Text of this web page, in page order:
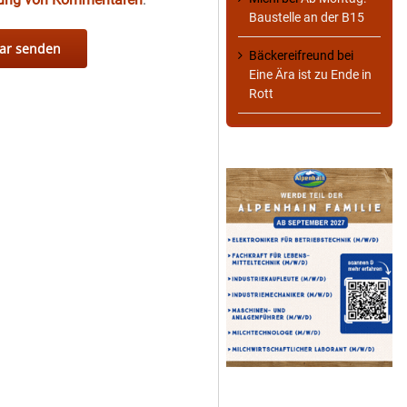
Baustelle an der B15
Bäckereifreund bei
Eine Ära ist zu Ende in
Rott